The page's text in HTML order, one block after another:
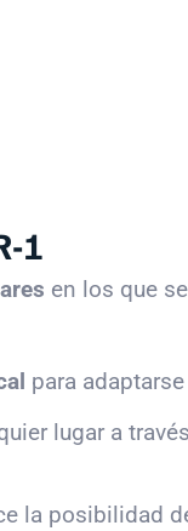
1
en los que
para
lugar a
la posibilidad